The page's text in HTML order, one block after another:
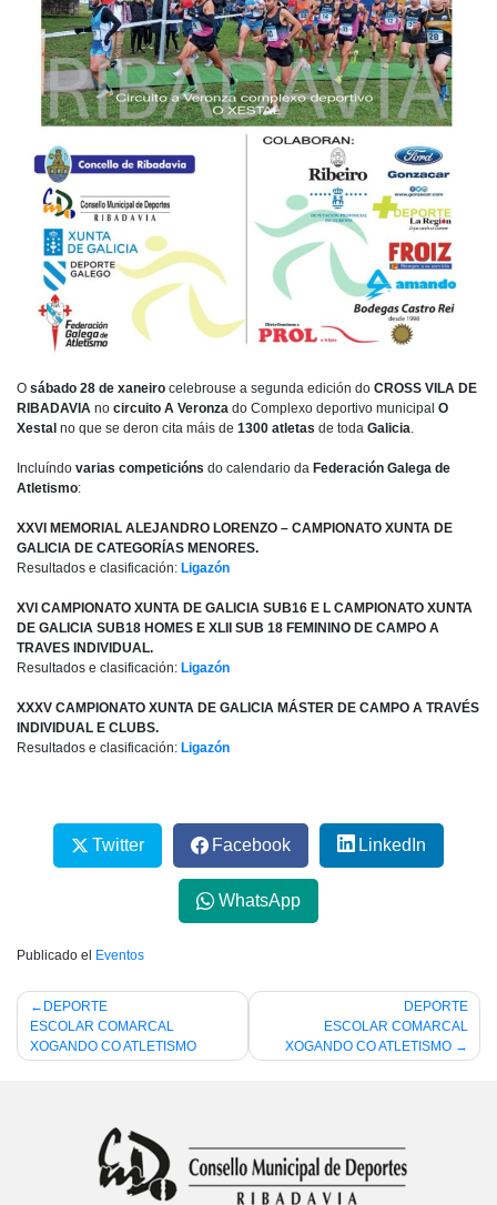
O sábado 28 de xaneiro celebrouse a segunda edición do CROSS VILA DE
RIBADAVIA no circuito A Veronza do Complexo deportivo municipal O
Xestal no que se deron cita máis de 1300 atletas de toda Galicia.
Incluíndo varias competicións do calendario da Federación Galega de
Atletismo:
XXVI MEMORIAL ALEJANDRO LORENZO – CAMPIONATO XUNTA DE
GALICIA DE CATEGORÍAS MENORES.
Resultados e clasificación: Ligazón
XVI CAMPIONATO XUNTA DE GALICIA SUB16 E L CAMPIONATO XUNTA
DE GALICIA SUB18 HOMES E XLII SUB 18 FEMININO DE CAMPO A
TRAVES INDIVIDUAL.
Resultados e clasificación: Ligazón
XXXV CAMPIONATO XUNTA DE GALICIA MÁSTER DE CAMPO A TRAVÉS
INDIVIDUAL E CLUBS.
Resultados e clasificación: Ligazón
Twitter Facebook LinkedIn
WhatsApp
Publicado el Eventos
Navegación
de
entradas
DEPORTE
ESCOLAR COMARCAL
XOGANDO CO ATLETISMO
DEPORTE
ESCOLAR COMARCAL
XOGANDO CO ATLETISMO